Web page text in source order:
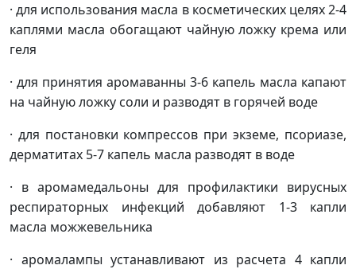
· для использования масла в косметических целях 2-4
каплями масла обогащают чайную ложку крема или
геля
· для принятия аромаванны 3-6 капель масла капают
на чайную ложку соли и разводят в горячей воде
· для постановки компрессов при экземе, псориазе,
дерматитах 5-7 капель масла разводят в воде
· в аромамедальоны для профилактики вирусных
респираторных инфекций добавляют 1-3 капли
масла можжевельника
· аромалампы устанавливают из расчета 4 капли